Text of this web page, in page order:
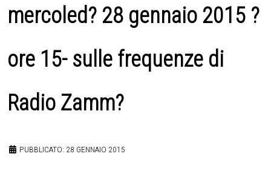
mercoled? 28 gennaio 2015 ?
ore 15- sulle frequenze di
Radio Zamm?
PUBBLICATO: 28 GENNAIO 2015